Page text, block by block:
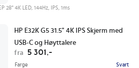
28" 4K LED, 144Hz, IPS, 1ms
HP E32K G5 31.5" 4K IPS Skjerm med
USB-C og Høyttalere
fra
5 301,-
Farge
Svart